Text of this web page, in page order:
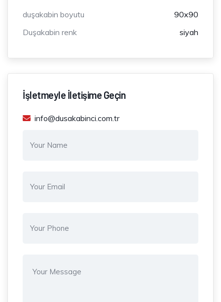
duşakabin boyutu
90x90
Duşakabin renk
siyah
İşletmeyle İletişime Geçin
info@dusakabinci.com.tr